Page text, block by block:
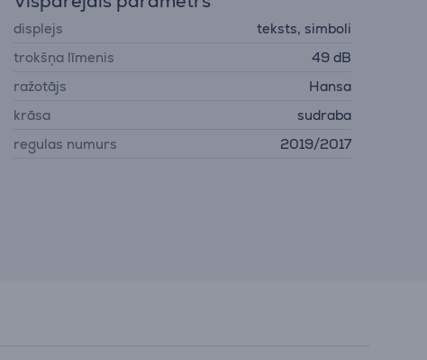
displejs
teksts, simboli
trokšņa līmenis
49 dB
ražotājs
Hansa
krāsa
sudraba
regulas numurs
2019/2017